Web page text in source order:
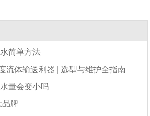
简单方法
流体输送利器 | 选型与维护全指南
量会变小吗
品牌